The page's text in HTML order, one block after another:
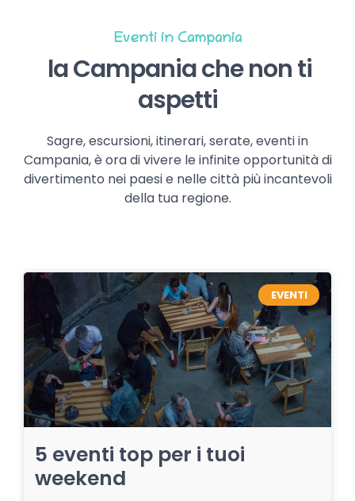
Eventi in Campania
la Campania che non ti
aspetti
Sagre, escursioni, itinerari, serate, eventi in
Campania, è ora di vivere le infinite opportunità di
divertimento nei paesi e nelle città più incantevoli
della tua regione.
EVENTI
5 eventi top per i tuoi
weekend